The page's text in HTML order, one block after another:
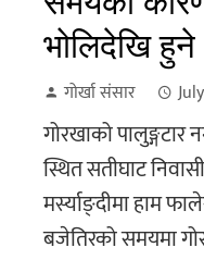
भोलिदेखि हुने
गोर्खा संसार
गोरखाको पालुङ्गटार
स्थित सतीघाट
मर्स्याङ्दीमा हाम
बजेतिरको समयमा